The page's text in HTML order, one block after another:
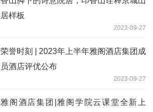
居样板
2023-09-27
荣誉时刻 | 2023年上半年雅阁酒店集团成
员酒店评优公布
2023-09-27
雅阁酒店集团|雅阁学院云课堂全新上